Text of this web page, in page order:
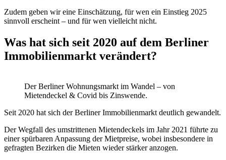
Zudem geben wir eine Einschätzung, für wen ein Einstieg 2025
sinnvoll erscheint – und für wen vielleicht nicht.
Was hat sich seit 2020 auf dem Berliner
Immobilienmarkt verändert?
Der Berliner Wohnungsmarkt im Wandel – von
Mietendeckel & Covid bis Zinswende.
Seit 2020 hat sich der Berliner Immobilienmarkt deutlich gewandelt.
Der Wegfall des umstrittenen Mietendeckels im Jahr 2021 führte zu
einer spürbaren Anpassung der Mietpreise, wobei insbesondere in
gefragten Bezirken die Mieten wieder stärker anzogen.